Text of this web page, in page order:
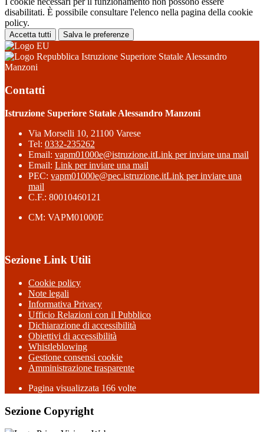
disabilitati. È possibile consultare l'elenco nella pagina della cookie
policy.
Accetta tutti Salva le preferenze
Istruzione Superiore Statale Alessandro
Manzoni
Contatti
Istruzione Superiore Statale Alessandro Manzoni
Via Morselli 10, 21100 Varese
Tel: 0332-235262
Email: vapm01000e@istruzione.itLink per inviare una mail
Email: Link per inviare una mail
PEC: vapm01000e@pec.istruzione.itLink per inviare una
mail
C.F.: 80010460121
CM: VAPM01000E
Sezione Link Utili
Cookie policy
Note legali
Informativa Privacy
Ufficio Relazioni con il Pubblico
Dichiarazione di accessibilità
Obiettivi di accessibilità
Whistleblowing
Gestione consensi cookie
Amministrazione trasparente
Pagina visualizzata 166 volte
Sezione Copyright